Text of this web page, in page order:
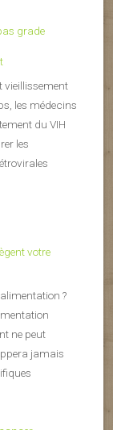
vieillissement
les médecins
du VIH
les
votre
?
ne peut
jamais